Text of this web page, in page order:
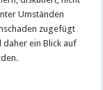
Umständen
zugefügt
ein Blick auf